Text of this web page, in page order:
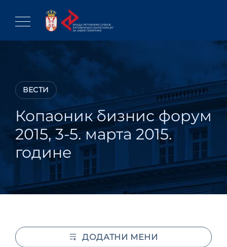
content
ВЕСТИ
Копаоник бизнис форум
2015, 3-5. марта 2015.
године
ДОДАТНИ МЕНИ